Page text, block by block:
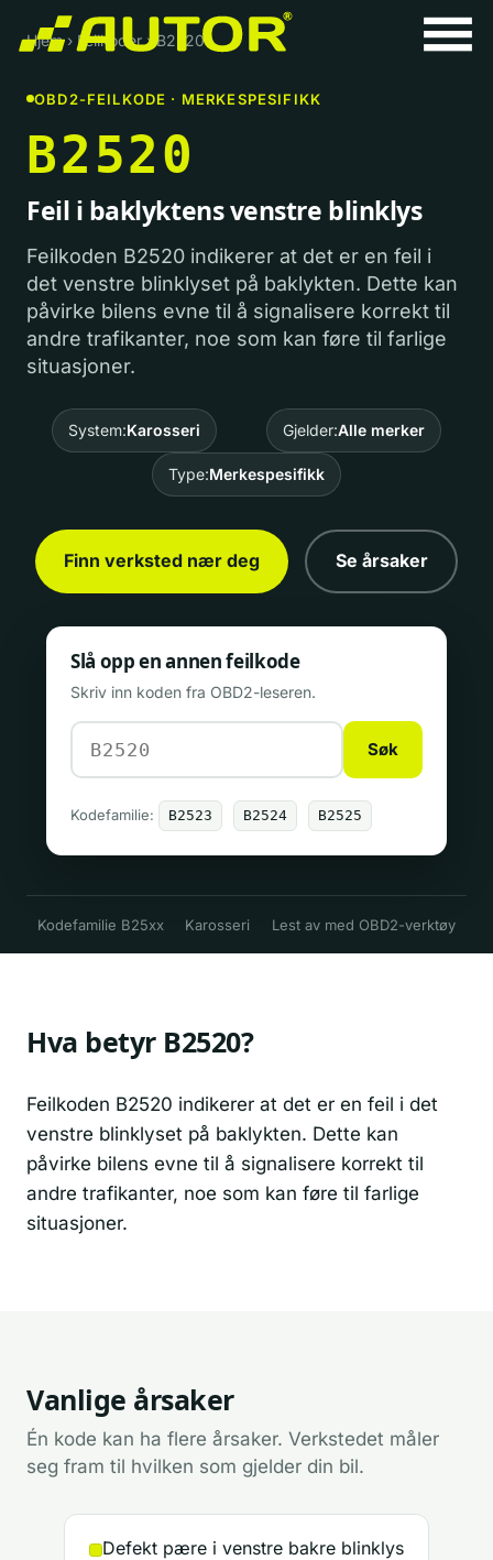
Hjem› Feilkoder› B2520
OBD2-FEILKODE · MERKESPESIFIKK
B2520
Feil i baklyktens venstre blinklys
Feilkoden B2520 indikerer at det er en feil i
det venstre blinklyset på baklykten. Dette kan
påvirke bilens evne til å signalisere korrekt til
andre trafikanter, noe som kan føre til farlige
situasjoner.
System:Karosseri Gjelder:Alle merker
Type:Merkespesifikk
Finn verksted nær deg Se årsaker
Slå opp en annen feilkode
Skriv inn koden fra OBD2-leseren.
Søk
Kodefamilie: B2523 B2524 B2525
Kodefamilie B25xx Karosseri Lest av med OBD2-verktøy
Hva betyr B2520?
Feilkoden B2520 indikerer at det er en feil i det
venstre blinklyset på baklykten. Dette kan
påvirke bilens evne til å signalisere korrekt til
andre trafikanter, noe som kan føre til farlige
situasjoner.
Vanlige årsaker
Én kode kan ha flere årsaker. Verkstedet måler
seg fram til hvilken som gjelder din bil.
Defekt pære i venstre bakre blinklys